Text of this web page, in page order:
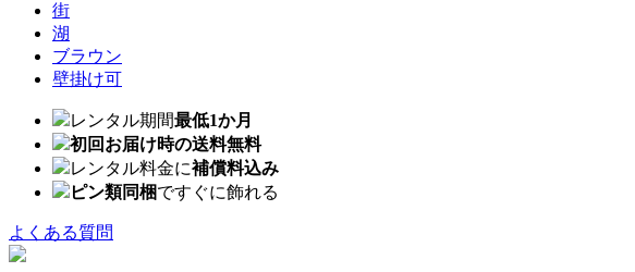
街
湖
ブラウン
壁掛け可
レンタル期間最低1か月
初回お届け時の送料無料
レンタル料金に補償料込み
ピン類同梱ですぐに飾れる
よくある質問